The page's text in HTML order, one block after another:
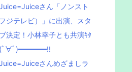
Juice=Juiceさん「ノンスト
ジテレビ）」に出演、スタ
決定！小林幸子とも共演ｷﾀ
∀ﾟ)━━━━!!
Juice=Juiceさんめざましラ